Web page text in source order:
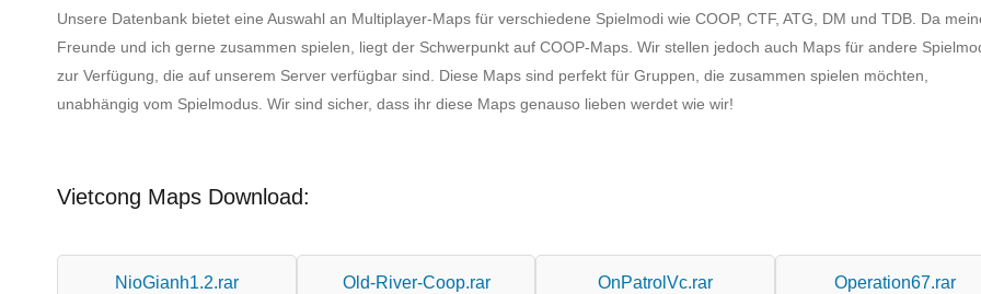
Unsere Datenbank bietet eine Auswahl an Multiplayer-Maps für verschiedene Spielmodi wie COOP, CTF, ATG, DM und TDB. Da
Freunde und ich gerne zusammen spielen, liegt der Schwerpunkt auf COOP-Maps. Wir stellen jedoch auch Maps für andere
zur Verfügung, die auf unserem Server verfügbar sind. Diese Maps sind perfekt für Gruppen, die zusammen spielen möchten,
unabhängig vom Spielmodus. Wir sind sicher, dass ihr diese Maps genauso lieben werdet wie wir!
Vietcong Maps Download:
NioGianh1.2.rar Old-River-Coop.rar OnPatrolVc.rar Operation67.rar